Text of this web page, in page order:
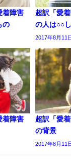
障害
の
超訳「愛
の人は○○
2017年8月11
障害
超訳「愛
の背景
2017年8月11